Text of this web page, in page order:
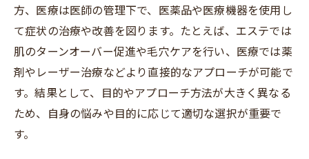
方、医療は医師の管理下で、医薬品や医療機器を使用し
て症状の治療や改善を図ります。たとえば、エステでは
肌のターンオーバー促進や毛穴ケアを行い、医療では薬
剤やレーザー治療などより直接的なアプローチが可能で
す。結果として、目的やアプローチ方法が大きく異なる
ため、自身の悩みや目的に応じて適切な選択が重要で
す。